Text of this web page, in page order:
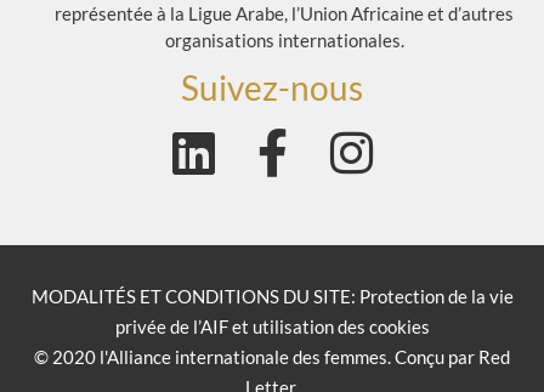
représentée à la Ligue Arabe, l’Union Africaine et d’autres
organisations internationales.
Suivez-nous
MODALITÉS ET CONDITIONS DU SITE: Protection de la vie
privée de l’AIF et utilisation des cookies
© 2020 l'Alliance internationale des femmes. Conçu par Red
Letter.